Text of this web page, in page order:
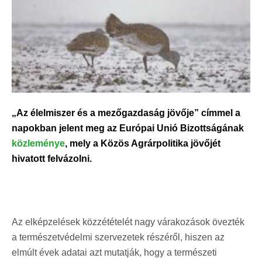
„Az élelmiszer és a mezőgazdaság jövője” címmel a
napokban jelent meg az Európai Unió Bizottságának
közleménye, mely a Közös Agrárpolitika jövőjét
hivatott felvázolni.
Az elképzelések közzétételét nagy várakozások övezték
a természetvédelmi szervezetek részéről, hiszen az
elmúlt évek adatai azt mutatják, hogy a természeti